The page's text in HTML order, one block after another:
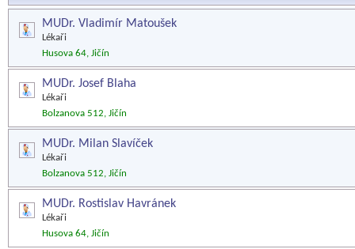
MUDr. Vladimír Matoušek
Lékaři
Husova 64, Jičín
MUDr. Josef Blaha
Lékaři
Bolzanova 512, Jičín
MUDr. Milan Slavíček
Lékaři
Bolzanova 512, Jičín
MUDr. Rostislav Havránek
Lékaři
Husova 64, Jičín